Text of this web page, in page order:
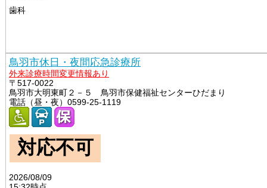
歯科
鳥羽市休日・夜間応急診療所
外来診療時間変更情報あり
〒517-0022
鳥羽市大明東町２－５ 鳥羽市保健福祉センターひだまり
電話（昼・夜）0599-25-1119
対応不可
2026/08/09